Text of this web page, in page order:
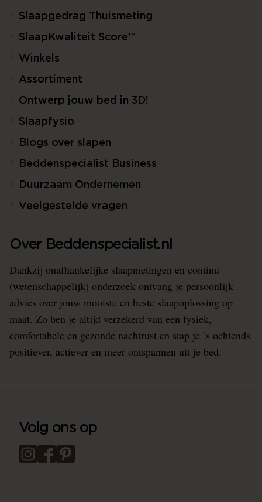
Slaapgedrag Thuismeting
SlaapKwaliteit Score™
Winkels
Assortiment
Ontwerp jouw bed in 3D!
Slaapfysio
Blogs over slapen
Beddenspecialist Business
Duurzaam Ondernemen
Veelgestelde vragen
Over Beddenspecialist.nl
Dankzij onafhankelijke slaapmetingen en continu
(wetenschappelijk) onderzoek ontvang je persoonlijk
advies over jouw mooiste en beste slaapoplossing op
maat. Zo ben je altijd verzekerd van een fysiek,
comfortabele en gezonde nachtrust en stap je ’s ochtends
positiever, actiever en meer ontspannen uit je bed.
Volg ons op